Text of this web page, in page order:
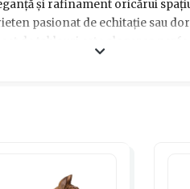
și rafinament oricărui
pasionat de echitație sau
set de tablouri este alegerea